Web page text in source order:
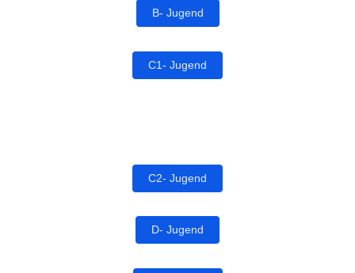
B- Jugend
C1- Jugend
C2- Jugend
D- Jugend